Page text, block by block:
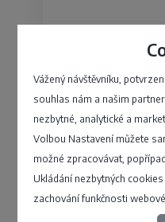
Vážený návštěvníku,
souhlas nám a našim
nezbytné, analytické a
Volbou Nastavení můžete
možné zpracovávat,
Ukládání nezbytných
zachování funkčnosti
EMKAS s.r.o.
Nová 332/20,
Františkov